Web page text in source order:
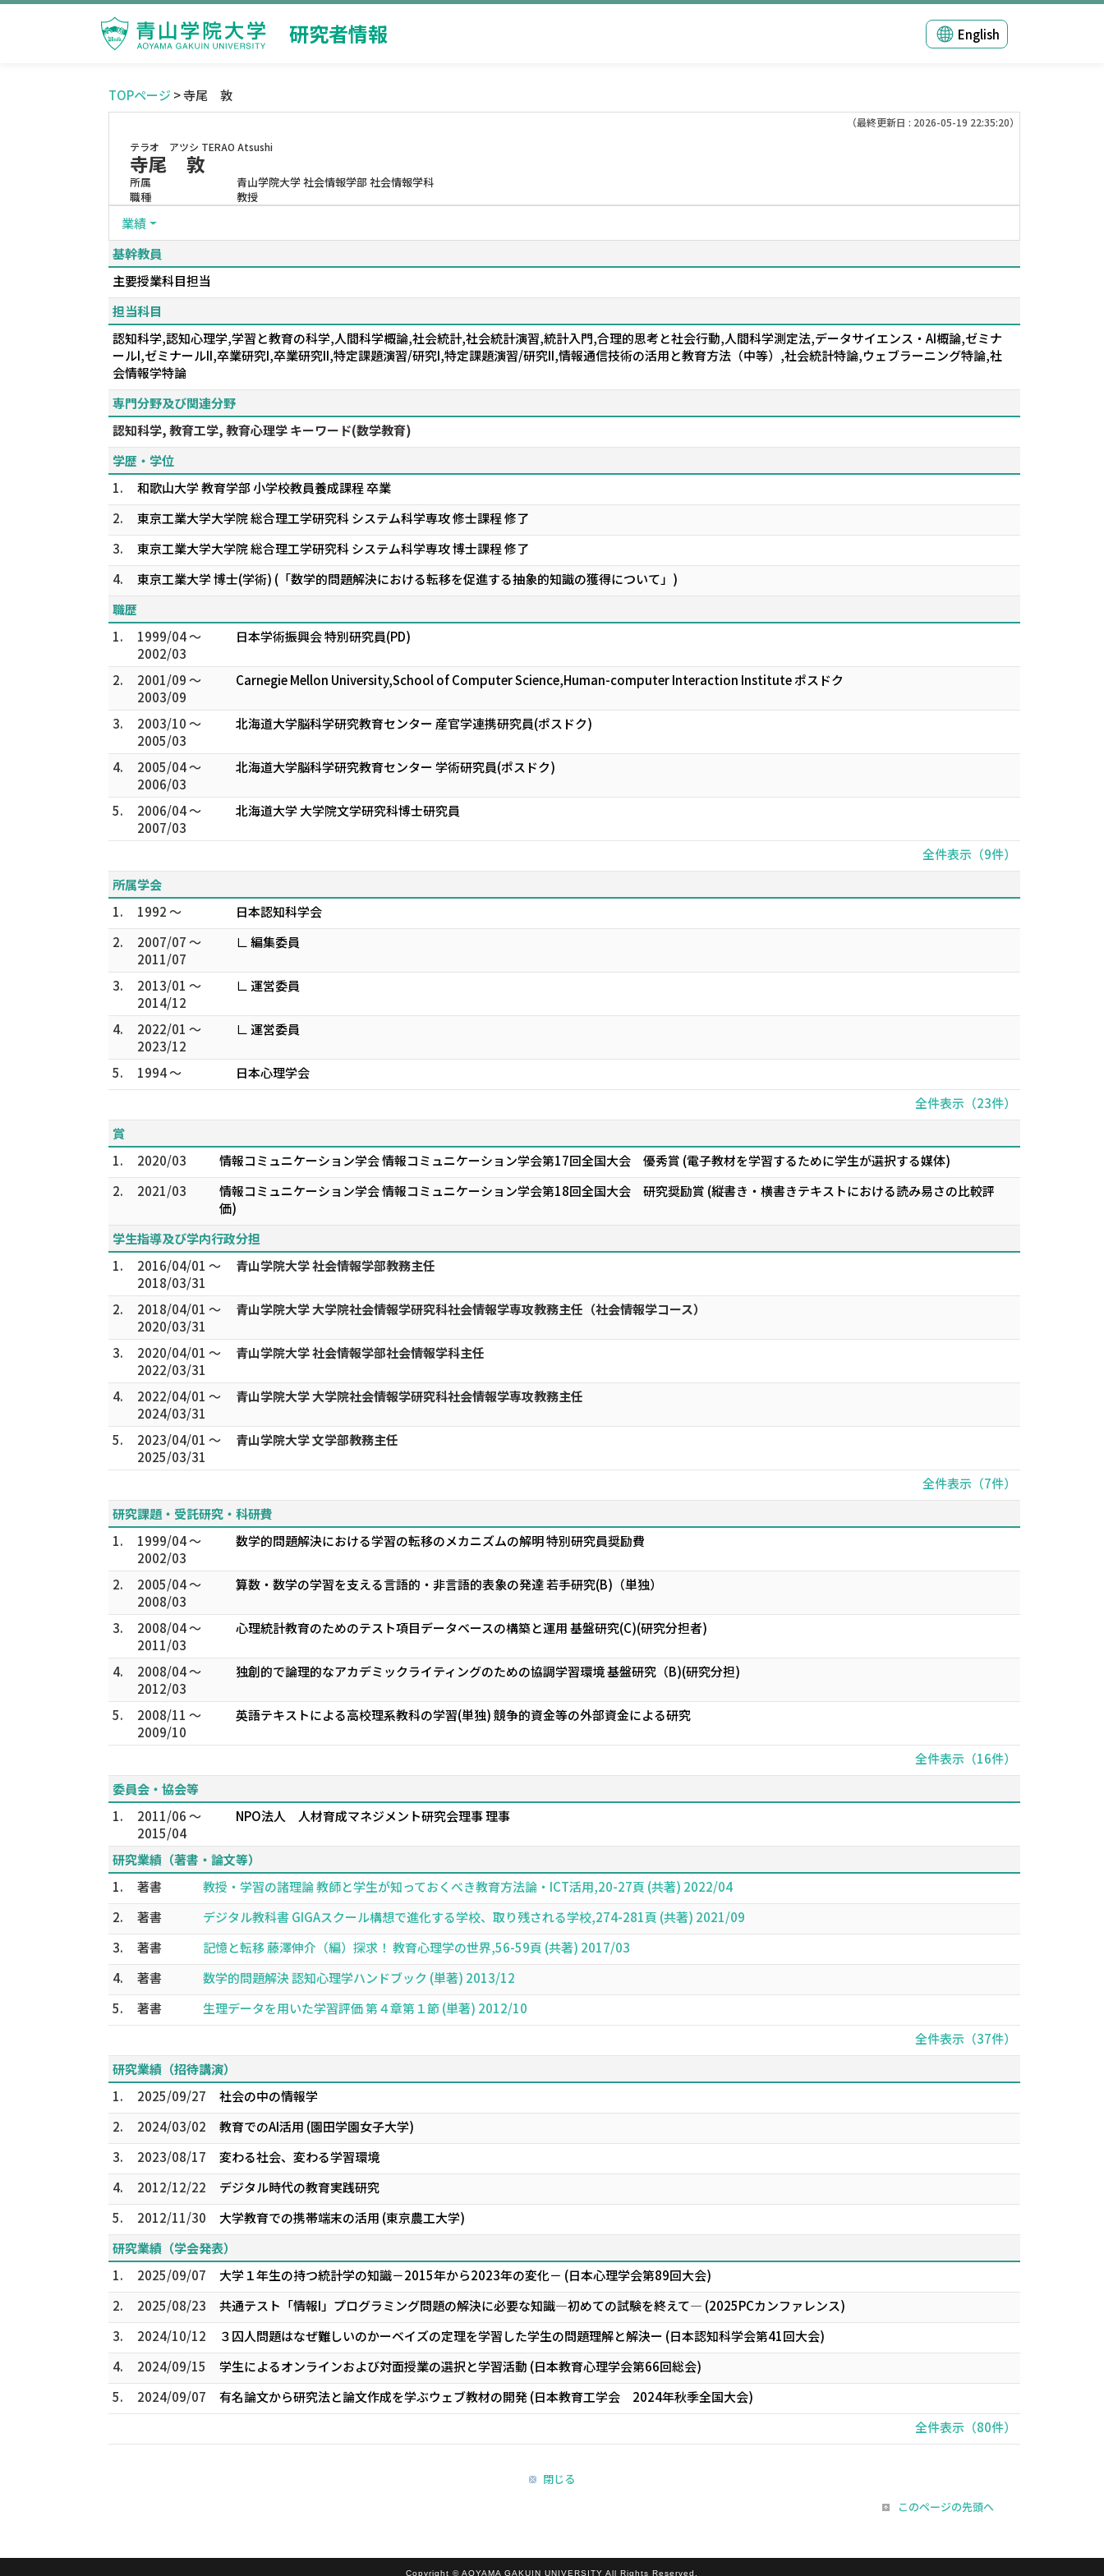
研究者情報 English
TOPページ > 寺尾 敦
（最終更新日 : 2026-05-19 22:35:20）
テラオ アツシ TERAO Atsushi
寺尾 敦
所属
青山学院大学 社会情報学部 社会情報学科
職種
教授
業績
基幹教員
主要授業科目担当
担当科目
認知科学,認知心理学,学習と教育の科学,人間科学概論,社会統計,社会統計演習,統計入門,合理的思考と社会行動,人間科学測定法,データサイエンス・AI概論,ゼミナ
ールI,ゼミナールII,卒業研究I,卒業研究II,特定課題演習/研究I,特定課題演習/研究II,情報通信技術の活用と教育方法（中等）,社会統計特論,ウェブラーニング特論,社
会情報学特論
専門分野及び関連分野
認知科学, 教育工学, 教育心理学 キーワード(数学教育)
学歴・学位
1.
和歌山大学 教育学部 小学校教員養成課程 卒業
2.
東京工業大学大学院 総合理工学研究科 システム科学専攻 修士課程 修了
3.
東京工業大学大学院 総合理工学研究科 システム科学専攻 博士課程 修了
4.
東京工業大学 博士(学術) (「数学的問題解決における転移を促進する抽象的知識の獲得について」)
職歴
1.
1999/04 ～
2002/03
日本学術振興会 特別研究員(PD)
2.
2001/09 ～
2003/09
Carnegie Mellon University,School of Computer Science,Human-computer Interaction Institute ポスドク
3.
2003/10 ～
2005/03
北海道大学脳科学研究教育センター 産官学連携研究員(ポスドク)
4.
2005/04 ～
2006/03
北海道大学脳科学研究教育センター 学術研究員(ポスドク)
5.
2006/04 ～
2007/03
北海道大学 大学院文学研究科博士研究員
全件表示（9件）
所属学会
1.
1992 ～
日本認知科学会
2.
2007/07 ～
2011/07
∟ 編集委員
3.
2013/01 ～
2014/12
∟ 運営委員
4.
2022/01 ～
2023/12
∟ 運営委員
5. 1994 ～
日本心理学会
全件表示（23件）
賞
1.
2020/03
情報コミュニケーション学会 情報コミュニケーション学会第17回全国大会 優秀賞 (電子教材を学習するために学生が選択する媒体)
2.
2021/03
情報コミュニケーション学会 情報コミュニケーション学会第18回全国大会 研究奨励賞 (縦書き・横書きテキストにおける読み易さの比較評
価)
学生指導及び学内行政分担
1.
2016/04/01 ～
2018/03/31
青山学院大学 社会情報学部教務主任
2.
2018/04/01 ～
2020/03/31
青山学院大学 大学院社会情報学研究科社会情報学専攻教務主任（社会情報学コース）
3.
2020/04/01 ～
2022/03/31
青山学院大学 社会情報学部社会情報学科主任
4.
2022/04/01 ～
2024/03/31
青山学院大学 大学院社会情報学研究科社会情報学専攻教務主任
5.
2023/04/01 ～
2025/03/31
青山学院大学 文学部教務主任
全件表示（7件）
研究課題・受託研究・科研費
1.
1999/04 ～
2002/03
数学的問題解決における学習の転移のメカニズムの解明 特別研究員奨励費
2.
2005/04 ～
2008/03
算数・数学の学習を支える言語的・非言語的表象の発達 若手研究(B)（単独）
3.
2008/04 ～
2011/03
心理統計教育のためのテスト項目データベースの構築と運用 基盤研究(C)(研究分担者)
4.
2008/04 ～
2012/03
独創的で論理的なアカデミックライティングのための協調学習環境 基盤研究（B)(研究分担)
5.
2008/11 ～
2009/10
英語テキストによる高校理系教科の学習(単独) 競争的資金等の外部資金による研究
全件表示（16件）
委員会・協会等
1.
2011/06 ～
2015/04
NPO法人 人材育成マネジメント研究会理事 理事
研究業績（著書・論文等）
1.
著書
教授・学習の諸理論 教師と学生が知っておくべき教育方法論・ICT活用,20-27頁 (共著) 2022/04
2.
著書
デジタル教科書 GIGAスクール構想で進化する学校、取り残される学校,274-281頁 (共著) 2021/09
3.
著書
記憶と転移 藤澤伸介（編）探求！ 教育心理学の世界,56-59頁 (共著) 2017/03
4.
著書
数学的問題解決 認知心理学ハンドブック (単著) 2013/12
5.
著書
生理データを用いた学習評価 第４章第１節 (単著) 2012/10
全件表示（37件）
研究業績（招待講演）
1.
2025/09/27
社会の中の情報学
2.
2024/03/02
教育でのAI活用 (園田学園女子大学)
3.
2023/08/17
変わる社会、変わる学習環境
4.
2012/12/22
デジタル時代の教育実践研究
5.
2012/11/30
大学教育での携帯端末の活用 (東京農工大学)
研究業績（学会発表）
1.
2025/09/07
大学１年生の持つ統計学の知識－2015年から2023年の変化－ (日本心理学会第89回大会)
2.
2025/08/23
共通テスト「情報I」プログラミング問題の解決に必要な知識―初めての試験を終えて― (2025PCカンファレンス)
3.
2024/10/12
３囚人問題はなぜ難しいのかーベイズの定理を学習した学生の問題理解と解決ー (日本認知科学会第41回大会)
4.
2024/09/15
学生によるオンラインおよび対面授業の選択と学習活動 (日本教育心理学会第66回総会)
5.
2024/09/07
有名論文から研究法と論文作成を学ぶウェブ教材の開発 (日本教育工学会 2024年秋季全国大会)
全件表示（80件）
閉じる
このページの先頭へ
Copyright © AOYAMA GAKUIN UNIVERSITY All Rights Reserved.